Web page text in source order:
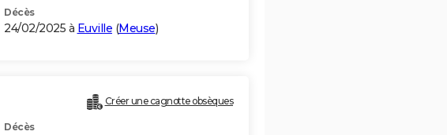
Décès
24/02/2025 à Euville (Meuse)
Créer une cagnotte obsèques
Décès